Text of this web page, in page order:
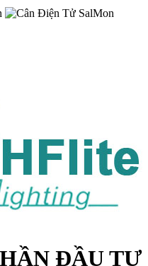
ĐẦU TƯ